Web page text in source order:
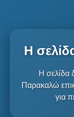
Η
Η σελίδα
Παρακαλώ
για